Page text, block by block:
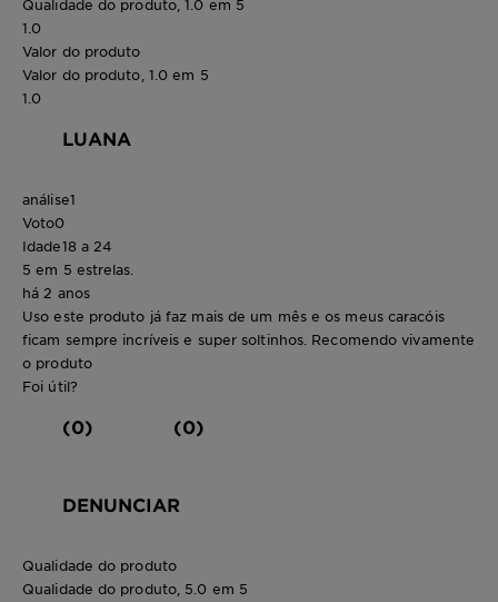
Qualidade do produto, 1.0 em 5
1.0
Valor do produto
Valor do produto, 1.0 em 5
1.0
LUANA
análise1
Voto0
Idade18 a 24
5 em 5 estrelas.
há 2 anos
Uso este produto já faz mais de um mês e os meus caracóis
ficam sempre incríveis e super soltinhos. Recomendo vivamente
o produto
Foi útil?
(0) (0)
DENUNCIAR
Qualidade do produto
Qualidade do produto, 5.0 em 5